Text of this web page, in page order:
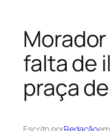
falta de
praça